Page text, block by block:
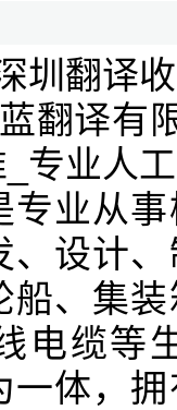
圳翻译
翻译有
专业人
专业从
、设计
船、集
电缆等
一体，